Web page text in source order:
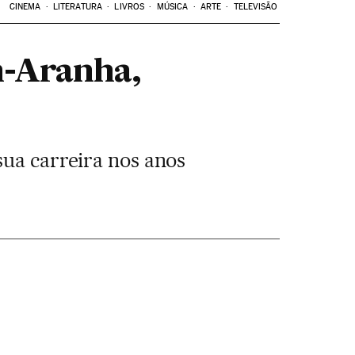
CINEMA LITERATURA LIVROS MÚSICA ARTE TELEVISÃO
Aranha,
carreira nos anos